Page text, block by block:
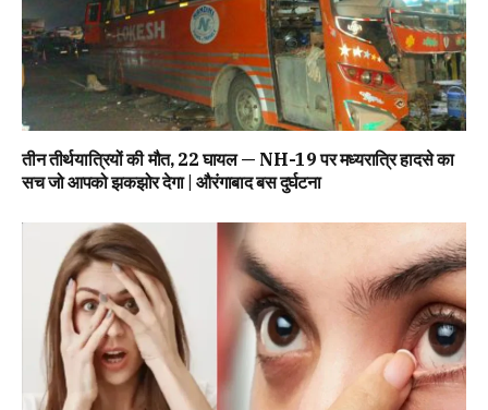
तीन तीर्थयात्रियों की मौत, 22 घायल — NH-19 पर मध्यरात्रि हादसे का
सच जो आपको झकझोर देगा | औरंगाबाद बस दुर्घटना